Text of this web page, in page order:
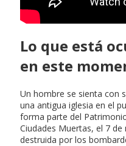
Lo que está
en este
Un hombre se sienta con
una antigua iglesia en el
forma parte del
Ciudades Muertas, el 7
destruida por los